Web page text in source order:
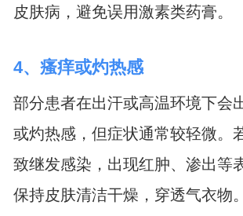
皮肤病，避免误用激素类药膏。
4、瘙痒或灼热感
部分患者在出汗或高温环境下会
或灼热感，但症状通常较轻微。
致继发感染，出现红肿、渗出等
保持皮肤清洁干燥，穿透气衣物